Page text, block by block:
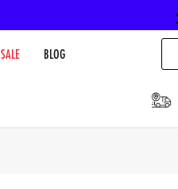
SALE BLOG